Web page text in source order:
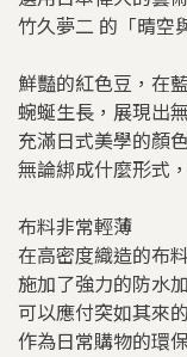
竹久夢二 的「晴空
鮮豔的紅色豆，在
蜿蜒生長，展現出
充滿日式美學的顏
無論綁成什麼形式
布料非常輕薄
在高密度織造的布
施加了強力的防水
可以應付突如其來
作為日常購物的環